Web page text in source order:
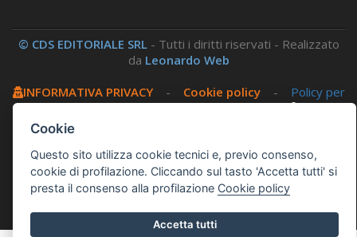
© CDS EDITORIALE SRL - Tutti i diritti riservati - Realizzato
da Leonardo Web
INFORMATIVA PRIVACY- Cookie policy- Policy per
i social-Amministrazione trasparente-
Area
Questo sito utilizza, nella versione per UTENTI CON
DISLESSIA,Biancoenero ®, una font italiana ad Alta
Cookie
Questo sito utilizza cookie tecnici e, previo consenso,
cookie di profilazione. Cliccando sul tasto 'Accetta tutti' si
presta il consenso alla profilazione Cookie policy
Accetta tutti